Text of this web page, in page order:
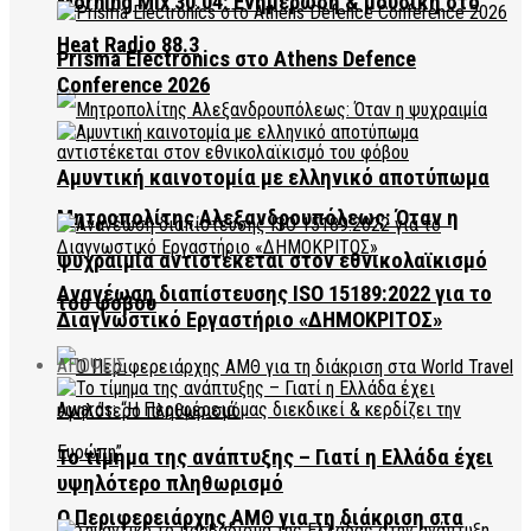
Heat Radio 88.3
Μητροπολίτης Αλεξανδρουπόλεως: Όταν η
ψυχραιμία αντιστέκεται στον εθνικολαϊκισμό
του φόβου
Ο Περιφερειάρχης ΑΜΘ για τη διάκριση στα
Prisma Electronics στο Athens Defence
Conference 2026
Αμυντική καινοτομία με ελληνικό αποτύπωμα
Ανανέωση διαπίστευσης ISO 15189:2022 για το
Διαγνωστικό Εργαστήριο «ΔΗΜΟΚΡΙΤΟΣ»
ΑΠΟΨΕΙΣ
Το τίμημα της ανάπτυξης – Γιατί η Ελλάδα έχει
υψηλότερο πληθωρισμό